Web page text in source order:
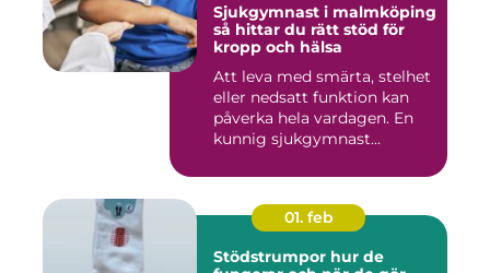
Sjukgymnast i malmköping
så hittar du rätt stöd för
kropp och hälsa
Att leva med smärta, stelhet
eller nedsatt funktion kan
påverka hela vardagen. En
kunnig sjukgymnast...
01. feb
Stödstrumpor hur de